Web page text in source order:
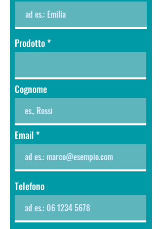
Prodotto
Cognome
Email
Telefono